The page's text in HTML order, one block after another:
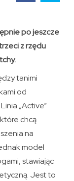
po jeszcze
z rzędu
tanimi
od
„Active”
chcą
na
model
stawiając
Jest to